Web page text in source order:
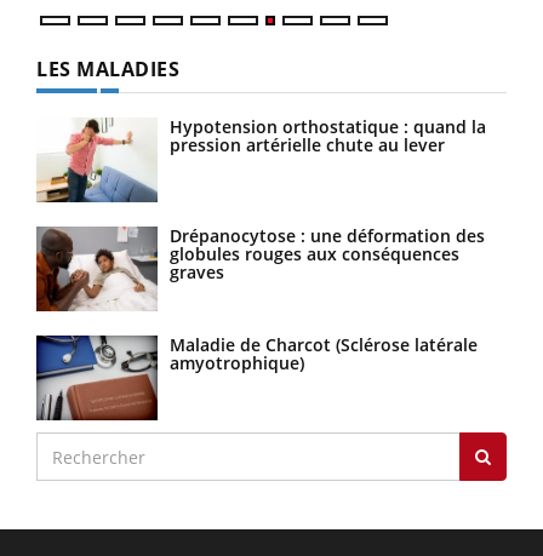
LES MALADIES
Hypotension orthostatique : quand la
pression artérielle chute au lever
Drépanocytose : une déformation des
globules rouges aux conséquences
graves
Maladie de Charcot (Sclérose latérale
amyotrophique)